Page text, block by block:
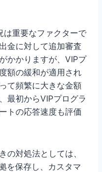
は重要なファクターで
金に対して追加審査
かかりますが、VIPプ
額の緩和が適用され
て頻繁に大きな金額
最初からVIPプログラ
トの応答速度も評価
の対処法としては、
を保存し、カスタマ